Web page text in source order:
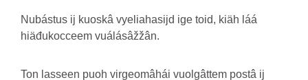
Nubástus ij kuoskâ vyeliahasijd ige toid, kiäh láá
hiäđukocceem vuálásâžžân.
Ton lasseen puoh virgeomâhái vuolgâttem postâ ij